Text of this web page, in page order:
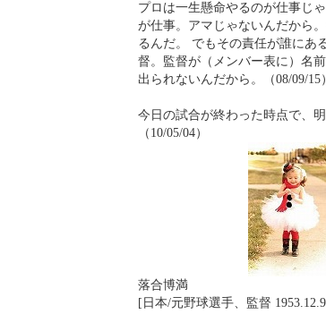
プロは一生懸命やるのが仕事じ
が仕事。アマじゃないんだから
るんだ。 でもその責任が誰にあ
督。監督が（メンバー表に）名
出られないんだから。（08/09/15）
今日の試合が終わった時点で、
（10/05/04）
落合博満
[日本/元野球選手、監督